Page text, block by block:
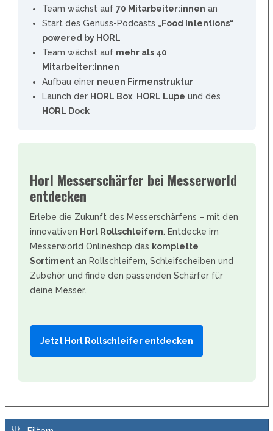
Team wächst auf 70 Mitarbeiter:innen an
Start des Genuss-Podcasts „Food Intentions“
powered by HORL
Team wächst auf mehr als 40
Mitarbeiter:innen
Aufbau einer neuen Firmenstruktur
Launch der HORL Box, HORL Lupe und des
HORL Dock
Horl Messerschärfer bei Messerworld
entdecken
Erlebe die Zukunft des Messerschärfens – mit den
innovativen Horl Rollschleifern. Entdecke im
Messerworld Onlineshop das komplette
Sortimentan Rollschleifern, Schleifscheiben und
Zubehör und finde den passenden Schärfer für
deine Messer.
Jetzt Horl Rollschleifer entdecken